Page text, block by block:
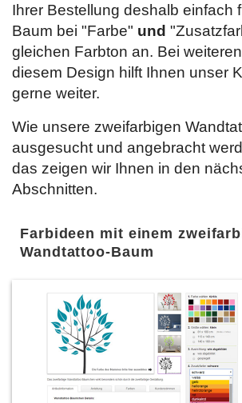
Ihrer Bestellung deshalb einfach
Baum bei "Farbe" und
gleichen Farbton an. Bei
diesem Design hilft Ihnen unser
gerne weiter.
Wie unsere zweifarbigen
ausgesucht und angebracht
das zeigen wir Ihnen in den
Abschnitten.
Farbideen mit einem
Wandtattoo-Baum